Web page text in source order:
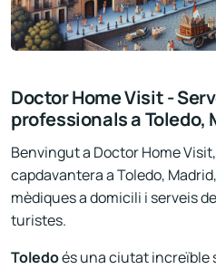
Doctor Home Visit -
professionals a Toledo,
Benvingut a Doctor Home
capdavantera a Toledo,
mèdiques a domicili i serveis de
turistes.
Toledoés una ciutat increïble